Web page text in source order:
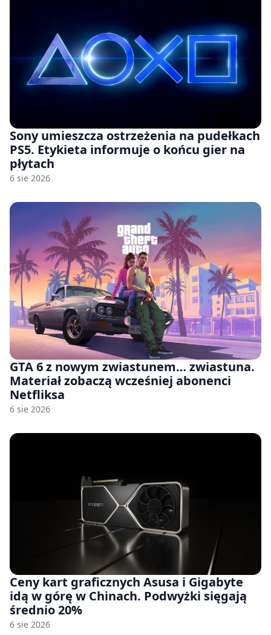
Sony umieszcza ostrzeżenia na pudełkach
PS5. Etykieta informuje o końcu gier na
płytach
6 sie 2026
GTA 6 z nowym zwiastunem… zwiastuna.
Materiał zobaczą wcześniej abonenci
Netfliksa
6 sie 2026
Ceny kart graficznych Asusa i Gigabyte
idą w górę w Chinach. Podwyżki sięgają
średnio 20%
6 sie 2026